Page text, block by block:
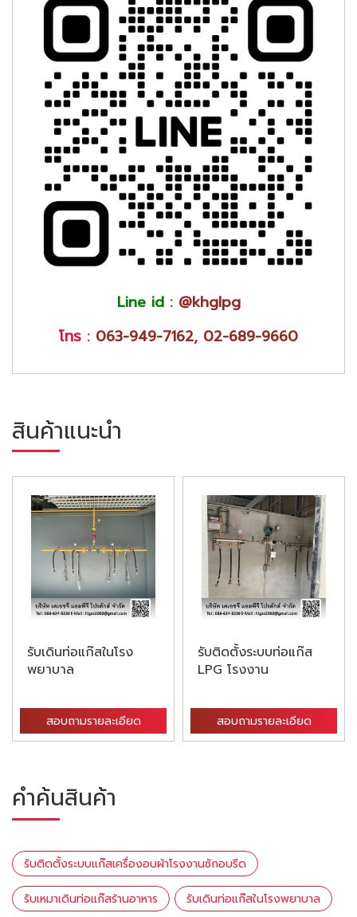
Line id : @khglpg
โทร : 063-949-7162, 02-689-9660
สินค้าแนะนำ
รับเดินท่อแก๊สในโรง
พยาบาล
สอบถามรายละเอียด
รับติดตั้งระบบท่อแก๊ส
LPG โรงงาน
สอบถามรายละเอียด
คำค้นสินค้า
รับติดตั้งระบบแก๊สเครื่องอบผ้าโรงงานซักอบรีด
รับเหมาเดินท่อเเก๊สร้านอาหาร รับเดินท่อแก๊สในโรงพยาบาล